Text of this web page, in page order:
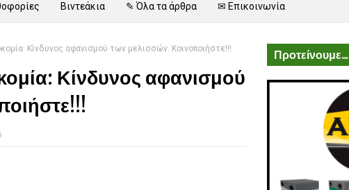
Βιντεάκια ✎ Όλα τα άρθρα ✉ Επικοινωνία
Κίνδυνος αφανισμού των μελισσών. Κοινοποιήστε!!!
Κίνδυνος αφανισμού
Προτείνουμε...